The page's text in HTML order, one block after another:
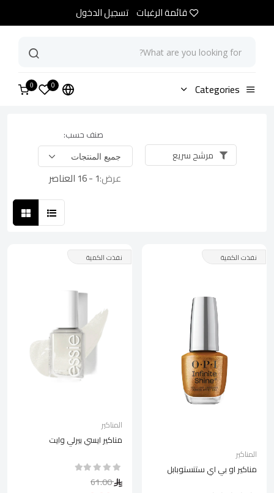
قائمة الرغبات تسجيل الدخول
Categories
0
0
مرشح سريع
صنف حسب:
عرض:1 - 16 العناصر
نفذت الكمية
المناكير
مناكير او بي اي ستنستوبابل
نفذت الكمية
المناكير
مناكير ايسي بيرلي وايت
61.00